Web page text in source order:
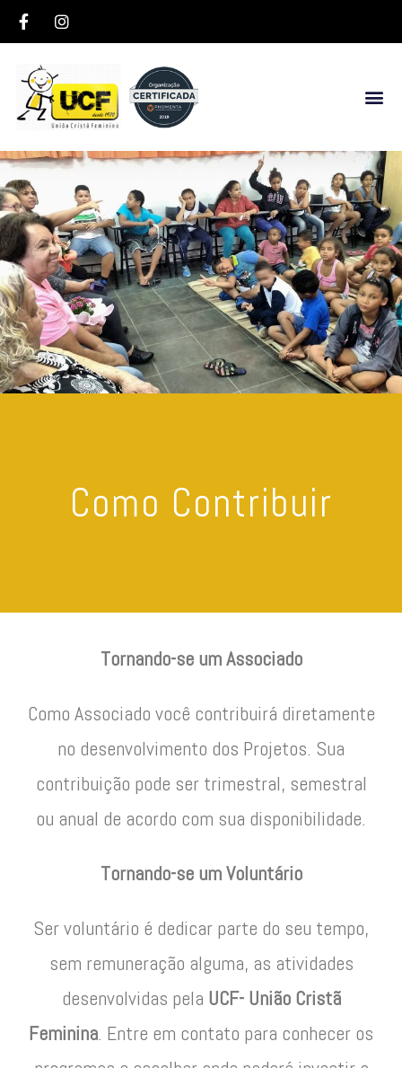
Como Contribuir
Tornando-se um Associado
Como Associado você contribuirá diretamente
no desenvolvimento dos Projetos. Sua
contribuição pode ser trimestral, semestral
ou anual de acordo com sua disponibilidade.
Tornando-se um Voluntário
Ser voluntário é dedicar parte do seu tempo,
sem remuneração alguma, as atividades
desenvolvidas pela UCF- União Cristã
Feminina. Entre em contato para conhecer os